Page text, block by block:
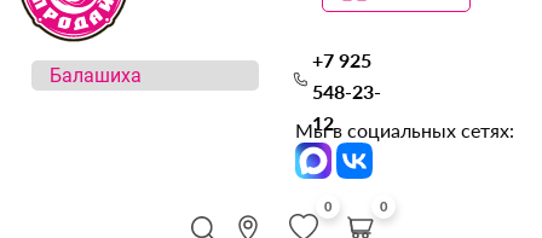
+7 925
548-23-
12
Мы в социальных сетях:
0 0